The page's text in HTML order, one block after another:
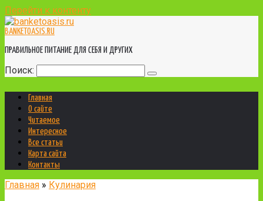
Перейти к контенту
BANKETOASIS.RU
ПРАВИЛЬНОЕ ПИТАНИЕ ДЛЯ СЕБЯ И ДРУГИХ
Поиск:
Главная
О сайте
Читаемое
Интересное
Все статьи
Карта сайта
Контакты
Главная » Кулинария